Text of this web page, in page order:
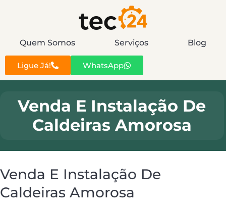
Quem Somos Serviços Blog
Ligue Já! WhatsApp
Venda E Instalação De
Caldeiras Amorosa
Venda E Instalação De
Caldeiras Amorosa